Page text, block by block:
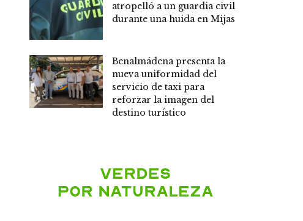
atropelló a un guardia civil
durante una huida en Mijas
Benalmádena presenta la
nueva uniformidad del
servicio de taxi para
reforzar la imagen del
destino turístico